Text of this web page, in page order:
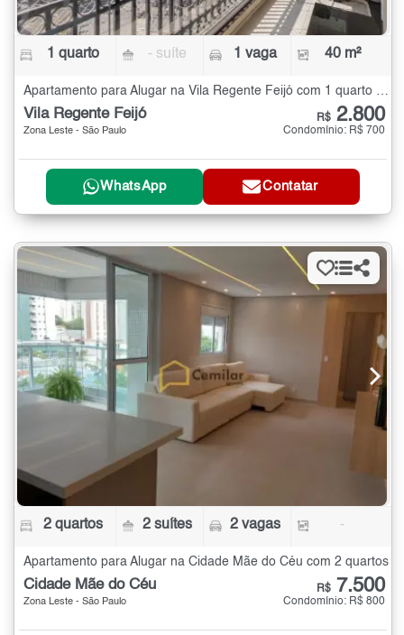
1 quarto - suíte 1 vaga 40 m²
Vila Regente Feijó
Zona Leste - São Paulo
R$ 2.800
Condomínio: R$ 700
WhatsApp Contatar
2 quartos 2 suítes 2 vagas -
Apartamento para Alugar na Cidade Mãe do Céu com 2 quartos
Cidade Mãe do Céu
Zona Leste - São Paulo
R$ 7.500
Condomínio: R$ 800